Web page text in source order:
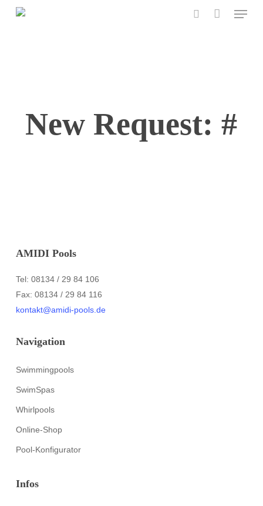
Menu
New Request: #
AMIDI Pools
Tel: 08134 / 29 84 106
Fax: 08134 / 29 84 116
kontakt@amidi-pools.de
Navigation
Swimmingpools
SwimSpas
Whirlpools
Online-Shop
Pool-Konfigurator
Infos